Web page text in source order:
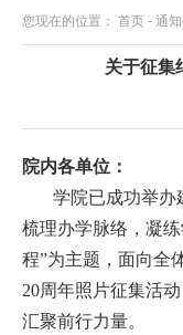
页
您现在的位置： 首页 - 通
关于征集
院内各单位：
学院已成功举办
梳理办学脉络，凝
程”为主题，面向全
20周年照片征集活
汇聚前行力量。